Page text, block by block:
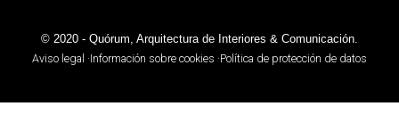
© 2020 - Quórum, Arquitectura de Interiores & Comunicación.
Aviso legal ·Información sobre cookies ·Política de protección de datos